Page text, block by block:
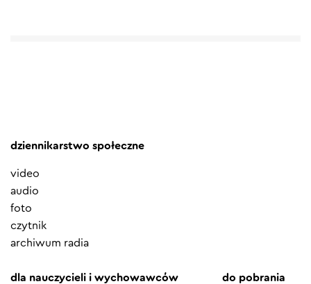
dziennikarstwo społeczne
video
audio
foto
czytnik
archiwum radia
dla nauczycieli i wychowawców do pobrania